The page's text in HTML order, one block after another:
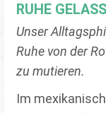
RUHE
Unser
Ruhe von der
zu mutieren.
Im